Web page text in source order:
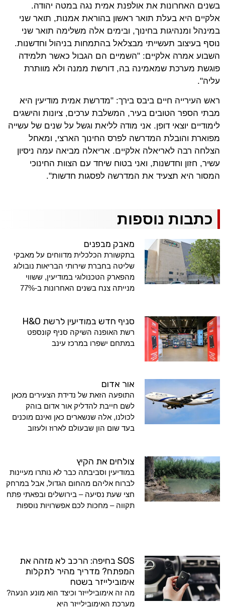
בשנים האחרונות את אולפנת אמית נגה במטה יהודה.
אלקיים היא בעלת תואר ראשון בהוראת אמנות, תואר שני
במינהל ומנהיגות בחינוך, ובימים אלה משלימה תואר שני
נוסף בעיצוב תעשייתי מבצלאל בהתמחות בניהול וחדשנות.
השבוע אמרה אלקיים: "השמיים הם הגבול כאשר תלמידה
פוגשת מערכת שמאמינה בה, דורשת ממנה ולא מוותרת
עליה".
ראש העירייה חיים ביבס בירך: "מדרשת אמית מודיעין היא
מבתי הספר הטובים בעיר, המשלבת ערכים, ציונות והישגים
לימודיים יוצאי דופן. אני מודה לליאת וגשל על שנים של עשייה
מפוארת והובלת המדרשה לפרס החינוך הארצי, ומאחל
הצלחה רבה לאריאלה אלקיים. אריאלה מביאה עמה ניסיון
עשיר, חזון וחדשנות, ואני בטוח שיחד עם הצוות החינוכי
המסור היא תצעיד את המדרשה לפסגות חדשות".
כתבות נוספות
מאבק מבפנים
בתקשורת הכלכלית מדווחים על מאבקי
שליטה בחברת שירותי הבריאות נובולוג
מהפארק הטכנולוגי במודיעין, ששווי
מנייתה צנח בשנים האחרונות ב-77%
סניף חדש במודיעין לרשת H&O
רשת האופנה השיקה סניף קונספט
במתחם ישפרו במרכז עינב
אור אדום
התופעה הזאת של נדידת הצעירים מכאן
לשם חייבת להדליק אור אדום בוהק
לכולנו, אלה שנשארים כאן ואינם מוכנים
בעד שום הון שבעולם לארוז ולעזוב
צולחים את הקיץ
במודיעין וסביבתה כבר לא נותרו מעיינות
לברוח אליהם מהחום הגדול, אבל במרחק
חצי שעת נסיעה – בירושלים ובפאתי פתח
תקווה – מחכות לכם אפשרויות נוספות
SOS בחיפה: הרכב לא מזהה את
המפתח? מדריך מהיר לתקלות
אימובילייזר בשטח
מה זה אימובילייזר וכיצד הוא מונע הנעה?
מערכת האימובילייזר היא